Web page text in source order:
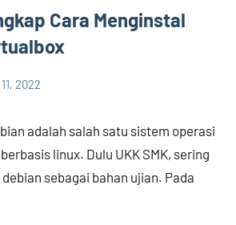
Cara Menginstal
2022
adalah salah satu sistem operasi
linux. Dulu UKK SMK, sering
sebagai bahan ujian. Pada